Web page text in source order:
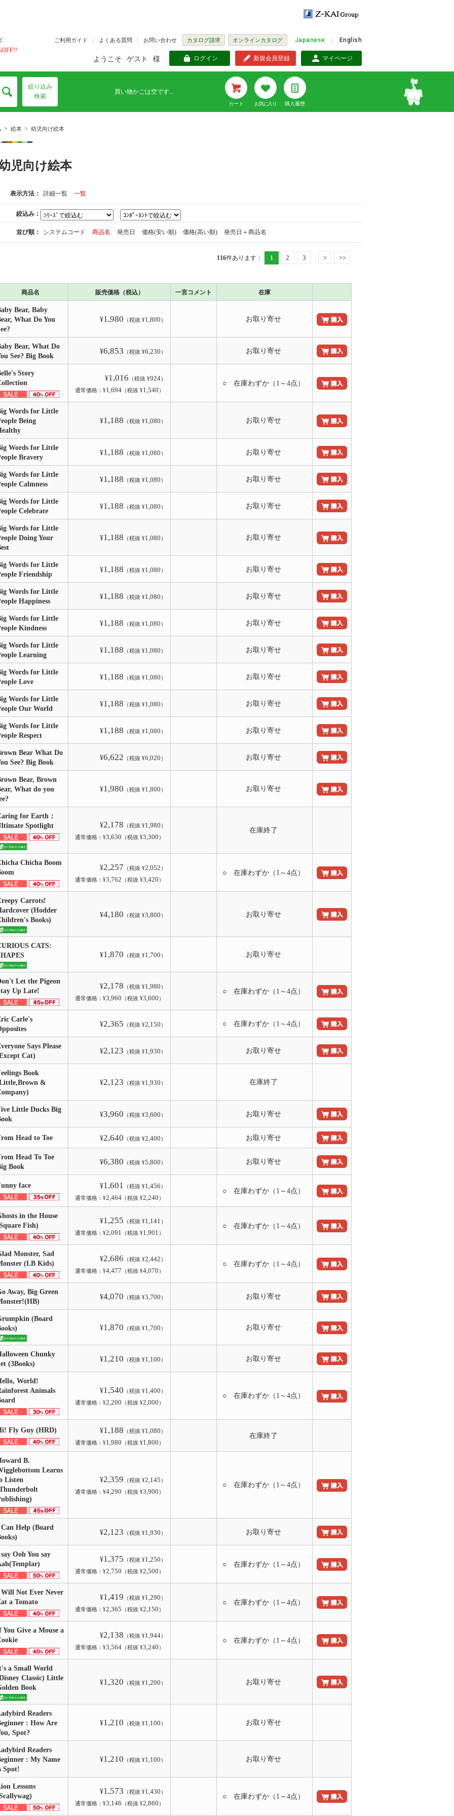
ご利用ガイド よくある質問 お問い合わせ カタログ請求 オンラインカタログ Japanese English
ようこそ ゲスト 様 ログイン 新規会員登録 マイページ
絞り込み
検索
買い物かごは空です...
カート お気に入り 購入履歴
> 絵本 > 幼児向け絵本
児向け絵本
表示方法： 詳細一覧 一覧
絞込み：
並び順： システムコード 商品名 発売日 価格(安い順) 価格(高い順) 発売日＋商品名
116件あります ： 1 2 3 > >>
商品名 販売価格（税込） 一言コメント 在庫
Bear, Baby
What Do You
¥1,980 （税抜 ¥1,800 ） お取り寄せ
Bear, What Do
See? Big Book
¥6,853 （税抜 ¥6,230 ） お取り寄せ
Story
¥1,016 （税抜 ¥924）
通常価格：¥1,694 （税抜 ¥1,540 ）
○ 在庫わずか（1～4点）
Words for Little
Being
¥1,188 （税抜 ¥1,080 ） お取り寄せ
Words for Little
Bravery
¥1,188 （税抜 ¥1,080 ） お取り寄せ
Words for Little
Calmness
¥1,188 （税抜 ¥1,080 ） お取り寄せ
Words for Little
Celebrate
¥1,188 （税抜 ¥1,080 ） お取り寄せ
Words for Little
Doing Your
¥1,188 （税抜 ¥1,080 ） お取り寄せ
Words for Little
Friendship
¥1,188 （税抜 ¥1,080 ） お取り寄せ
Words for Little
Happiness
¥1,188 （税抜 ¥1,080 ） お取り寄せ
Words for Little
Kindness
¥1,188 （税抜 ¥1,080 ） お取り寄せ
Words for Little
Learning
¥1,188 （税抜 ¥1,080 ） お取り寄せ
Words for Little
Love
¥1,188 （税抜 ¥1,080 ） お取り寄せ
Words for Little
Our World
¥1,188 （税抜 ¥1,080 ） お取り寄せ
Words for Little
Respect
¥1,188 （税抜 ¥1,080 ） お取り寄せ
Bear What Do
See? Big Book
¥6,622 （税抜 ¥6,020 ） お取り寄せ
Bear, Brown
What do you
¥1,980 （税抜 ¥1,800 ） お取り寄せ
for Earth：
Spotlight
¥2,178 （税抜 ¥1,980 ）
通常価格：¥3,630 （税抜 ¥3,300 ）
在庫終了
Chicha Boom
¥2,257 （税抜 ¥2,052 ）
通常価格：¥3,762 （税抜 ¥3,420 ）
○ 在庫わずか（1～4点）
Carrots!
(Hodder
Books)
¥4,180 （税抜 ¥3,800 ） お取り寄せ
CATS:
¥1,870 （税抜 ¥1,700 ） お取り寄せ
Let the Pigeon
Up Late!
¥2,178 （税抜 ¥1,980 ）
通常価格：¥3,960 （税抜 ¥3,600 ）
○ 在庫わずか（1～4点）
Carle's
¥2,365 （税抜 ¥2,150 ） ○ 在庫わずか（1～4点）
Says Please
Cat)
¥2,123 （税抜 ¥1,930 ） お取り寄せ
Book
&
¥2,123 （税抜 ¥1,930 ） 在庫終了
Little Ducks Big
¥3,960 （税抜 ¥3,600 ） お取り寄せ
Head to Toe ¥2,640 （税抜 ¥2,400 ） お取り寄せ
Head To Toe
Book
¥6,380 （税抜 ¥5,800 ） お取り寄せ
face ¥1,601 （税抜 ¥1,456 ）
通常価格：¥2,464 （税抜 ¥2,240 ）
○ 在庫わずか（1～4点）
in the House
Fish)
¥1,255 （税抜 ¥1,141 ）
通常価格：¥2,091 （税抜 ¥1,901 ）
○ 在庫わずか（1～4点）
Monster, Sad
(LB Kids)
¥2,686 （税抜 ¥2,442 ）
通常価格：¥4,477 （税抜 ¥4,070 ）
○ 在庫わずか（1～4点）
Away, Big Green
¥4,070 （税抜 ¥3,700 ） お取り寄せ
(Board
¥1,870 （税抜 ¥1,700 ） お取り寄せ
Chunky
(3Books)
¥1,210 （税抜 ¥1,100 ） お取り寄せ
World!
Animals
¥1,540 （税抜 ¥1,400 ）
通常価格：¥2,200 （税抜 ¥2,000 ）
○ 在庫わずか（1～4点）
Fly Guy (HRD) ¥1,188 （税抜 ¥1,080 ）
通常価格：¥1,980 （税抜 ¥1,800 ）
在庫終了
B.
Learns
Listen
¥2,359 （税抜 ¥2,145 ）
通常価格：¥4,290 （税抜 ¥3,900 ）
○ 在庫わずか（1～4点）
Help (Board
¥2,123 （税抜 ¥1,930 ） お取り寄せ
Ooh You say
¥1,375 （税抜 ¥1,250 ）
通常価格：¥2,750 （税抜 ¥2,500 ）
○ 在庫わずか（1～4点）
Not Ever Never
a Tomato
¥1,419 （税抜 ¥1,290 ）
通常価格：¥2,365 （税抜 ¥2,150 ）
○ 在庫わずか（1～4点）
You Give a Mouse a
¥2,138 （税抜 ¥1,944）
通常価格：¥3,564 （税抜 ¥3,240 ）
○ 在庫わずか（1～4点）
a Small World
Classic) Little
Book
¥1,320 （税抜 ¥1,200 ） お取り寄せ
Readers
: How Are
Spot?
¥1,210 （税抜 ¥1,100 ） お取り寄せ
Readers
: My Name
Spot!
¥1,210 （税抜 ¥1,100 ） お取り寄せ
Lessons
¥1,573 （税抜 ¥1,430 ）
通常価格：¥3,146 （税抜 ¥2,860 ）
○ 在庫わずか（1～4点）